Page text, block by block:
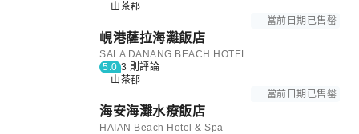
山茶郡
當前日期已售罄
峴港薩拉海灘飯店
SALA DANANG BEACH HOTEL
5.0 3 則評論
山茶郡
當前日期已售罄
海安海灘水療飯店
HAIAN Beach Hotel & Spa